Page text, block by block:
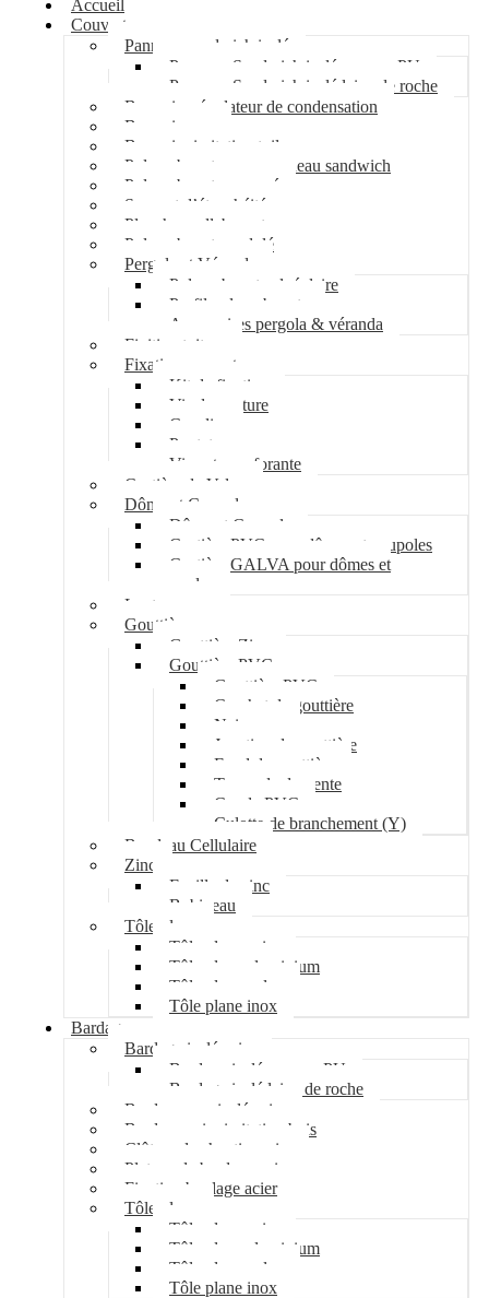
Accueil
Couverture
Panneau sandwich isolé
Panneau Sandwich isolé mousse PU
Panneau Sandwich isolé laine de roche
Bac acier régulateur de condensation
Bac acier sec
Bac acier imitation tuile
Polycarbonate pour panneau sandwich
Polycarbonate nervuré
Support d’étanchéité
Plancher collaborant
Polycarbonate ondulé
Pergola et Véranda
Polycarbonate alvéolaire
Profil polycarbonate
Accessoires pergola & véranda
Finition toiture
Fixation couverture
Kit de fixation
Vis de couture
Cavalier
Pontet
Vis auto-perforante
Costière de Velux
Dôme et Coupole
Dôme et Coupole
Costière PVC pour dômes et coupoles
Costière GALVA pour dômes et
coupoles
Lanterneau
Gouttière
Gouttière Zinc
Gouttière PVC
Gouttière PVC
Crochet de gouttière
Naissance
Jonction de gouttière
Fond de gouttière
Tuyau de descente
Coude PVC
Culotte de branchement (Y)
Bandeau Cellulaire
Zinc
Feuille de zinc
Bobineau
Tôle plane
Tôle plane acier
Tôle plane aluminium
Tôle plane galva
Tôle plane inox
Bardage
Bardage isolé acier
Bardage isolé mousse PU
Bardage isolé laine de roche
Bardage non isolé acier
Bardage acier imitation bois
Clôture de chantier acier
Plateau de bardage acier
Fixation bardage acier
Tôle plane
Tôle plane acier
Tôle plane aluminium
Tôle plane galva
Tôle plane inox